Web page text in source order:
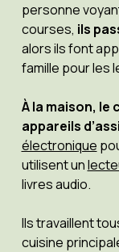
personne
courses, ils
alors ils font
famille pour les
À la maison,
appareils
électronique
utilisent un
livres audio.
Ils travaillent
cuisine